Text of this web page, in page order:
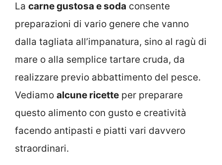
La carne gustosa e soda consente
preparazioni di vario genere che vanno
dalla tagliata all’impanatura, sino al ragù di
mare o alla semplice tartare cruda, da
realizzare previo abbattimento del pesce.
Vediamo alcune ricette per preparare
questo alimento con gusto e creatività
facendo antipasti e piatti vari davvero
straordinari.